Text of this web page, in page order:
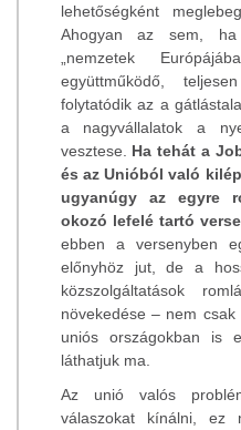
lehetőségként
Ahogyan az sem,
„nemzetek
együttműködő,
folytatódik az a
a nagyvállalatok a
vesztese.
Ha tehát a
és az Unióból való
ugyanúgy az egyre
okozó lefelé tartó
ebben a versenyben
előnyhöz jut, de a
közszolgáltatások
növekedése – nem
uniós országokban is
láthatjuk ma.
Az unió valós
válaszokat kínálni, ez